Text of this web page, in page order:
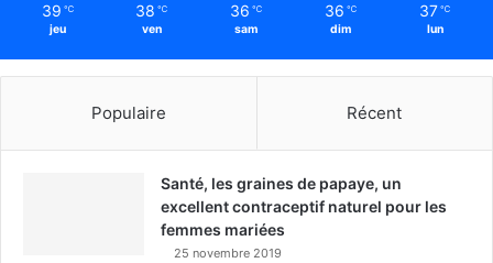
39 ℃
jeu
38 ℃
ven
36 ℃
sam
36 ℃
dim
37 ℃
lun
Populaire Récent
Santé, les graines de papaye, un
excellent contraceptif naturel pour les
femmes mariées
25 novembre 2019